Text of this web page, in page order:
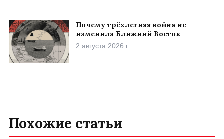
Почему трёхлетняя война не
изменила Ближний Восток
2 августа 2026 г.
Похожие статьи